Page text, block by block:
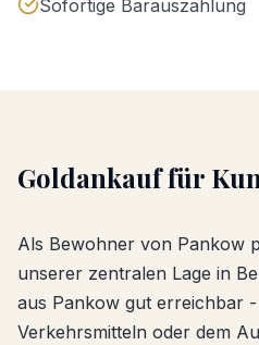
Sofortige Barauszahlung
Goldankauffür
Als Bewohner von Pankow
unserer zentralen Lage in
aus Pankow gut erreichbar
Verkehrsmitteln oder dem